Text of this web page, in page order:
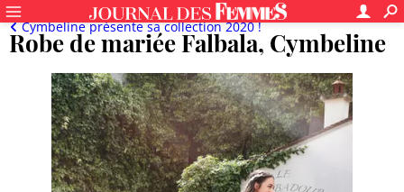
Robe de mariée Falbala, Cymbeline
Cymbeline présente sa collection 2020 !